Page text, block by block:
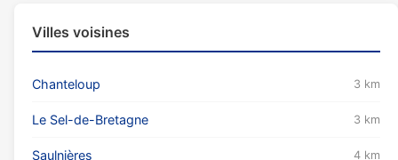
Villes voisines
Chanteloup 3 km
Le Sel-de-Bretagne 3 km
Saulnières 4 km